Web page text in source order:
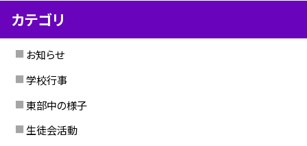
カテゴリ
お知らせ
学校行事
東部中の様子
生徒会活動